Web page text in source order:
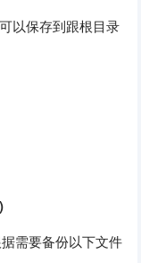
以保存到跟根目录
需要备份以下文件